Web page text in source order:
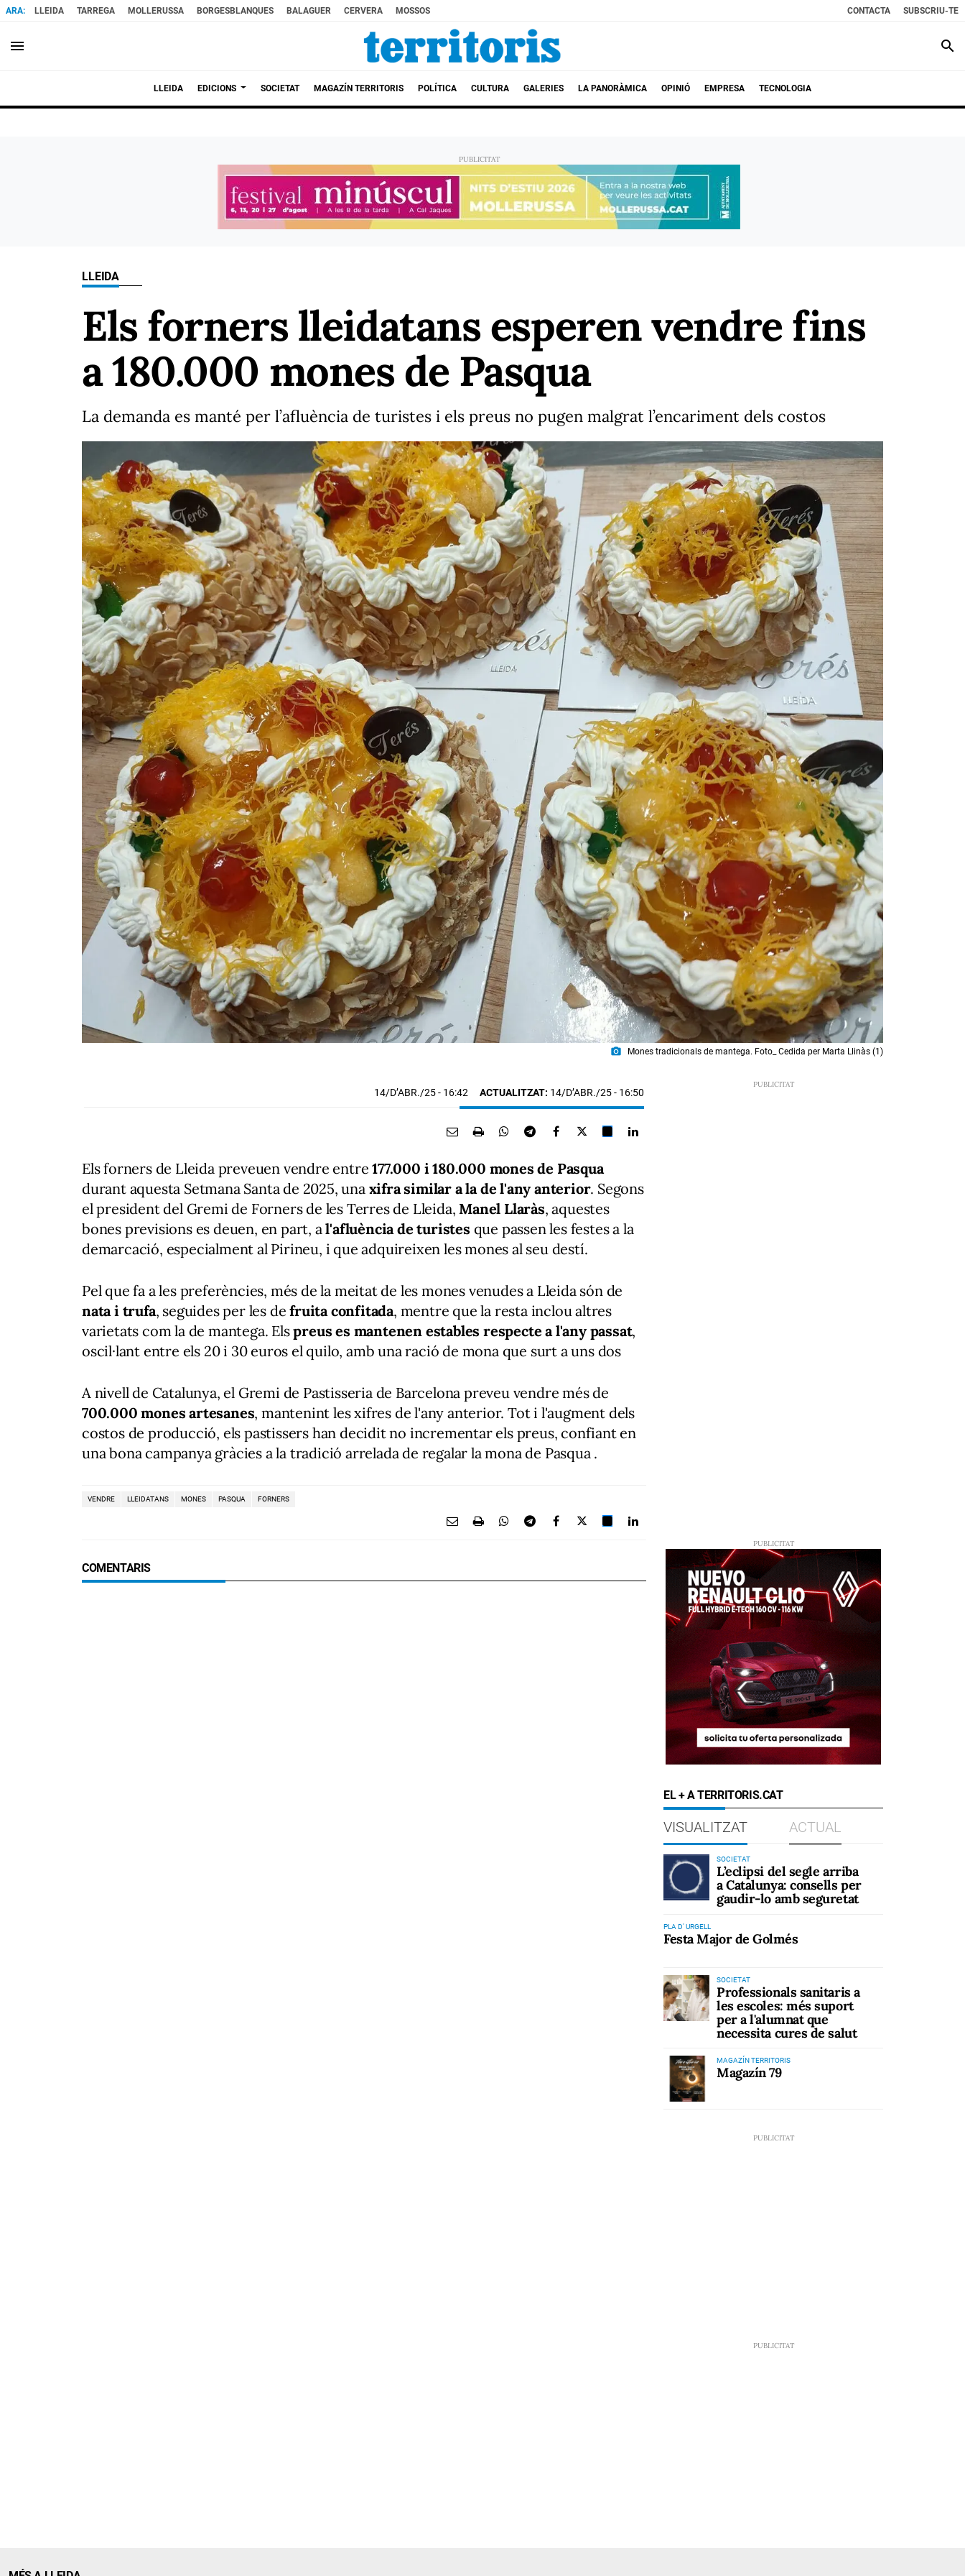
LLEIDA TARREGA MOLLERUSSA BORGESBLANQUES BALAGUER CERVERA MOSSOS CONTACTA SUBSCRIU-TE
menu search
LLEIDA EDICIONS SOCIETAT MAGAZÍN TERRITORIS POLÍTICA CULTURA GALERIES LA PANORÀMICA OPINIÓ EMPRESA TECNOLOGIA
LLEIDA
Els forners lleidatans esperen vendre fins
a 180.000 mones de Pasqua
La demanda es manté per l’afluència de turistes i els preus no pugen malgrat l’encariment dels costos
photo_camera Mones tradicionals de mantega. Foto_ Cedida per Marta Llinàs (1)
14/D’ABR./25- 16:42 ACTUALITZAT: 14/D’ABR./25 - 16:50
Els forners de Lleida preveuen vendre entre177.000 i 180.000 mones de Pasqua
durant aquesta Setmana Santa de 2025, una xifra similar a la de l'any anterior. Segons
el president del Gremi de Forners de les Terres de Lleida, Manel Llaràs, aquestes
bones previsions es deuen, en part, al'afluència de turistes que passen les festes a la
demarcació, especialment al Pirineu, i que adquireixen les mones al seu destí.
Pel que fa a les preferències, més de la meitat de les mones venudes a Lleida són de
nata i trufa, seguides per les defruita confitada, mentre que la resta inclou altres
varietats com la de mantega. Elspreus es mantenen estables respecte a l'any passat,
oscil·lant entre els 20 i 30 euros el quilo, amb una ració de mona que surt a uns dos
A nivell de Catalunya, el Gremi de Pastisseria de Barcelona preveu vendre més de
700.000 mones artesanes, mantenint les xifres de l'any anterior. Tot i l'augment dels
costos de producció, els pastissers han decidit no incrementar els preus, confiant en
una bona campanya gràcies a la tradició arrelada de regalar la mona de Pasqua .
VENDRE LLEIDATANS MONES PASQUA FORNERS
COMENTARIS
EL + A TERRITORIS.CAT
VISUALITZAT ACTUAL
SOCIETAT
L’eclipsi del segle arriba
a Catalunya: consells per
gaudir-lo amb seguretat
PLA D' URGELL
Festa Major de Golmés
SOCIETAT
Professionals sanitaris a
les escoles: més suport
per a l'alumnat que
necessita cures de salut
MAGAZÍN TERRITORIS
Magazín 79